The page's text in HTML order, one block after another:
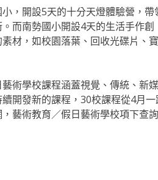
，開設5天的十分天燈體驗營，
而南勢國小開設4天的生活手作
材，如校園落葉、回收光碟片、
術學校課程涵蓋視覺、傳統、新
開發新的課程，30校課程從4月
藝術教育／假日藝術學校項下查